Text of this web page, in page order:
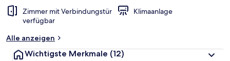
Zimmer mit Verbindungstür
verfügbar
Klimaanlage
Alle anzeigen
Wichtigste Merkmale (12)